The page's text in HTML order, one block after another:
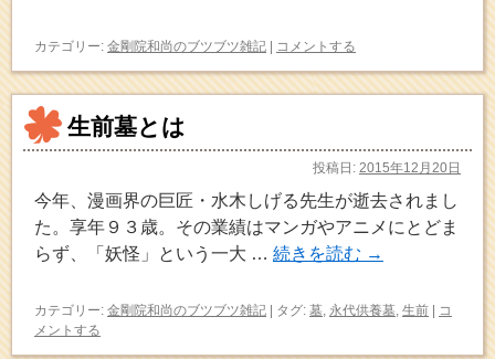
カテゴリー: 金剛院和尚のブツブツ雑記 | コメントする
生前墓とは
投稿日: 2015年12月20日
今年、漫画界の巨匠・水木しげる先生が逝去されまし
た。享年９３歳。その業績はマンガやアニメにとどま
らず、「妖怪」という一大 … 続きを読む →
カテゴリー: 金剛院和尚のブツブツ雑記 | タグ: 墓 永代供養墓 生前 | コ
メントする